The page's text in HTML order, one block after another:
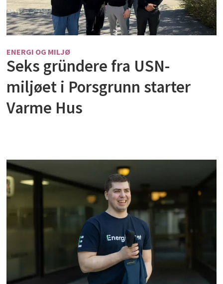
ENERGI OG MILJØ
Seks gründere fra USN-
miljøet i Porsgrunn starter
Varme Hus